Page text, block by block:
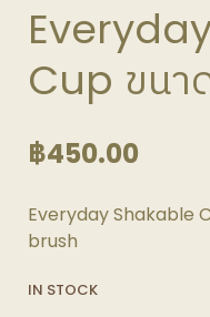
Cup ขนา
฿450.00
Everyday Shakable
brush
IN STOCK